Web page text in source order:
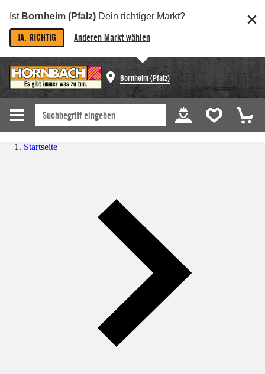
Ist Bornheim (Pfalz) Dein richtiger Markt?
JA, RICHTIG Anderen Markt wählen
Bornheim (Pfalz)
Startseite